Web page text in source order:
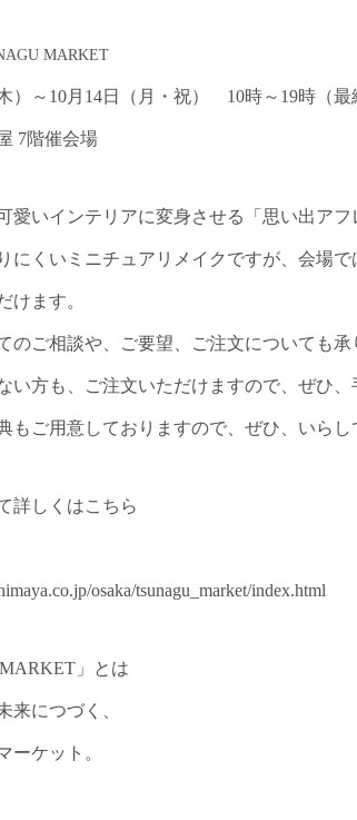
MARKET
）～10月14日（月・祝） 10時～19時（最
7階催会場
愛いインテリアに変身させる「思い出ア
にくいミニチュアリメイクですが、会場
けます。
のご相談や、ご要望、ご注文についても承
い方も、ご注文いただけますので、ぜひ、
もご用意しておりますので、ぜひ、いらし
詳しくはこちら
osaka/tsunagu_market/index.html
」とは
来につづく、
ーケット。